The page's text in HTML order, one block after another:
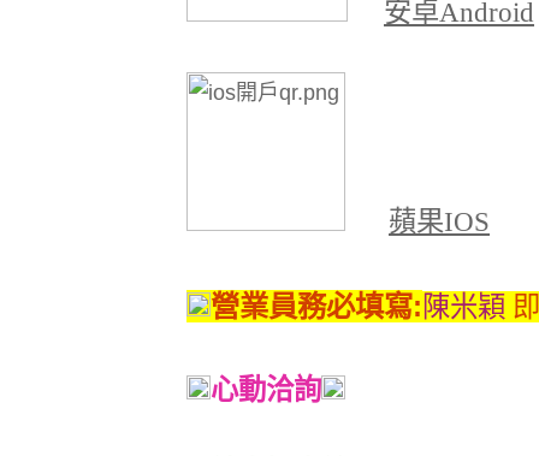
安卓Android
蘋果IOS
營業員務必填寫: 陳米穎
心動洽詢